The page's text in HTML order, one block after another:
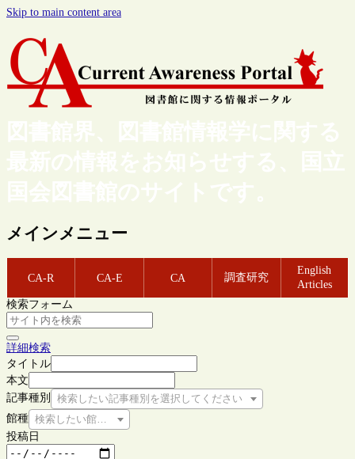
Skip to main content area
図書館界、図書館情報学に関する
最新の情報をお知らせする、国立
国会図書館のサイトです。
メインメニュー
CA-R CA-E CA 調査研究
English
Articles
検索フォーム
詳細検索
タイトル
本文
記事種別
検索したい記事種別を選択してください
館種 検索したい館種を選択してください
投稿日